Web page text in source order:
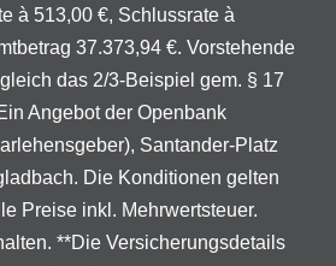
à 513,00 €, Schlussrate à
37.373,94 €. Vorstehende
das 2/3-Beispiel gem. § 17
Angebot der Openbank
Santander-Platz
Die Konditionen gelten
Preise inkl. Mehrwertsteuer.
**Die Versicherungsdetails